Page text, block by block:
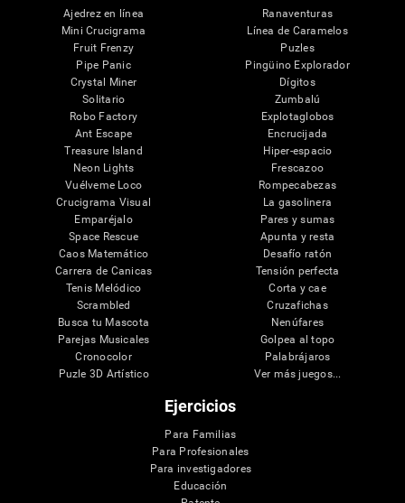
Ajedrez en línea
Mini Crucigrama
Fruit Frenzy
Pipe Panic
Crystal Miner
Solitario
Robo Factory
Ant Escape
Treasure Island
Neon Lights
Vuélveme Loco
Crucigrama Visual
Emparéjalo
Space Rescue
Caos Matemático
Carrera de Canicas
Tenis Melódico
Scrambled
Busca tu Mascota
Parejas Musicales
Cronocolor
Puzle 3D Artístico
Ranaventuras
Línea de Caramelos
Puzles
Pingüino Explorador
Dígitos
Zumbalú
Explotaglobos
Encrucijada
Hiper-espacio
Frescazoo
Rompecabezas
La gasolinera
Pares y sumas
Apunta y resta
Desafío ratón
Tensión perfecta
Corta y cae
Cruzafichas
Nenúfares
Golpea al topo
Palabrájaros
Ver más juegos...
Ejercicios
Para Familias
Para Profesionales
Para investigadores
Educación